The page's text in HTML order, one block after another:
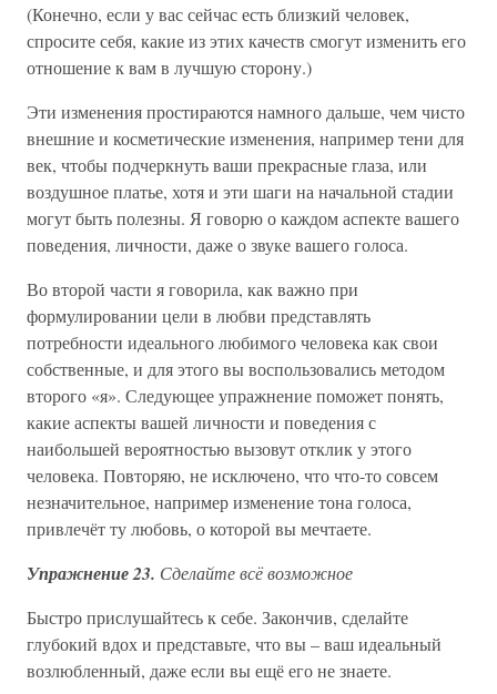
(Конечно, если у вас сейчас есть близкий человек,
спросите себя, какие из этих качеств смогут изменить его
отношение к вам в лучшую сторону.)
Эти изменения простираются намного дальше, чем чисто
внешние и косметические изменения, например тени для
век, чтобы подчеркнуть ваши прекрасные глаза, или
воздушное платье, хотя и эти шаги на начальной стадии
могут быть полезны. Я говорю о каждом аспекте вашего
поведения, личности, даже о звуке вашего голоса.
Во второй части я говорила, как важно при
формулировании цели в любви представлять
потребности идеального любимого человека как свои
собственные, и для этого вы воспользовались методом
второго «я». Следующее упражнение поможет понять,
какие аспекты вашей личности и поведения с
наибольшей вероятностью вызовут отклик у этого
человека. Повторяю, не исключено, что что-то совсем
незначительное, например изменение тона голоса,
привлечёт ту любовь, о которой вы мечтаете.
Упражнение 23. Сделайте всё возможное
Быстро прислушайтесь к себе. Закончив, сделайте
глубокий вдох и представьте, что вы – ваш идеальный
возлюбленный, даже если вы ещё его не знаете.